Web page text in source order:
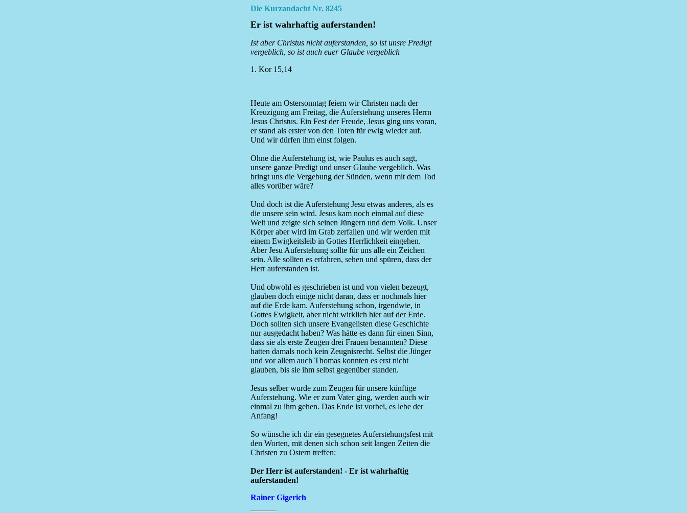
Die Kurzandacht Nr. 8245
Er ist wahrhaftig auferstanden!
Ist aber Christus nicht auferstanden, so ist unsre Predigt
vergeblich, so ist auch euer Glaube vergeblich
1. Kor 15,14
Heute am Ostersonntag feiern wir Christen nach der
Kreuzigung am Freitag, die Auferstehung unseres Herrn
Jesus Christus. Ein Fest der Freude, Jesus ging uns voran,
er stand als erster von den Toten für ewig wieder auf.
Und wir dürfen ihm einst folgen.
Ohne die Auferstehung ist, wie Paulus es auch sagt,
unsere ganze Predigt und unser Glaube vergeblich. Was
bringt uns die Vergebung der Sünden, wenn mit dem Tod
alles vorüber wäre?
Und doch ist die Auferstehung Jesu etwas anderes, als es
die unsere sein wird. Jesus kam noch einmal auf diese
Welt und zeigte sich seinen Jüngern und dem Volk. Unser
Körper aber wird im Grab zerfallen und wir werden mit
einem Ewigkeitsleib in Gottes Herrlichkeit eingehen.
Aber Jesu Auferstehung sollte für uns alle ein Zeichen
sein. Alle sollten es erfahren, sehen und spüren, dass der
Herr auferstanden ist.
Und obwohl es geschrieben ist und von vielen bezeugt,
glauben doch einige nicht daran, dass er nochmals hier
auf die Erde kam. Auferstehung schon, irgendwie, in
Gottes Ewigkeit, aber nicht wirklich hier auf der Erde.
Doch sollten sich unsere Evangelisten diese Geschichte
nur ausgedacht haben? Was hätte es dann für einen Sinn,
dass sie als erste Zeugen drei Frauen benannten? Diese
hatten damals noch kein Zeugnisrecht. Selbst die Jünger
und vor allem auch Thomas konnten es erst nicht
glauben, bis sie ihm selbst gegenüber standen.
Jesus selber wurde zum Zeugen für unsere künftige
Auferstehung. Wie er zum Vater ging, werden auch wir
einmal zu ihm gehen. Das Ende ist vorbei, es lebe der
Anfang!
So wünsche ich dir ein gesegnetes Auferstehungsfest mit
den Worten, mit denen sich schon seit langen Zeiten die
Christen zu Ostern treffen:
Der Herr ist auferstanden! - Er ist wahrhaftig
auferstanden!
Rainer Gigerich